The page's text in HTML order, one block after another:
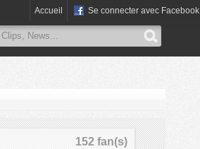
Accueil Se connecter avec Facebook
152 fan(s)